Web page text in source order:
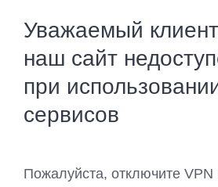
Уважаемый
наш сайт
при
сервисов
Пожалуйста, отключите VPN